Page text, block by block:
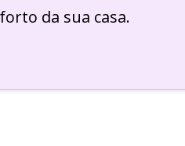
da sua casa.